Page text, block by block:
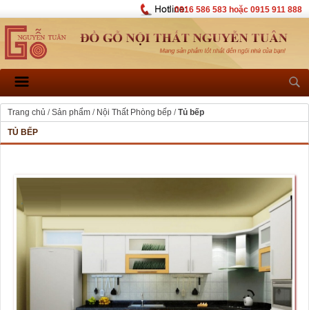
0916 586 583 hoặc 0915 911 888
Trang chủ /Sản phẩm / Nội Thất Phòng bếp /Tủ bếp
TỦ BẾP